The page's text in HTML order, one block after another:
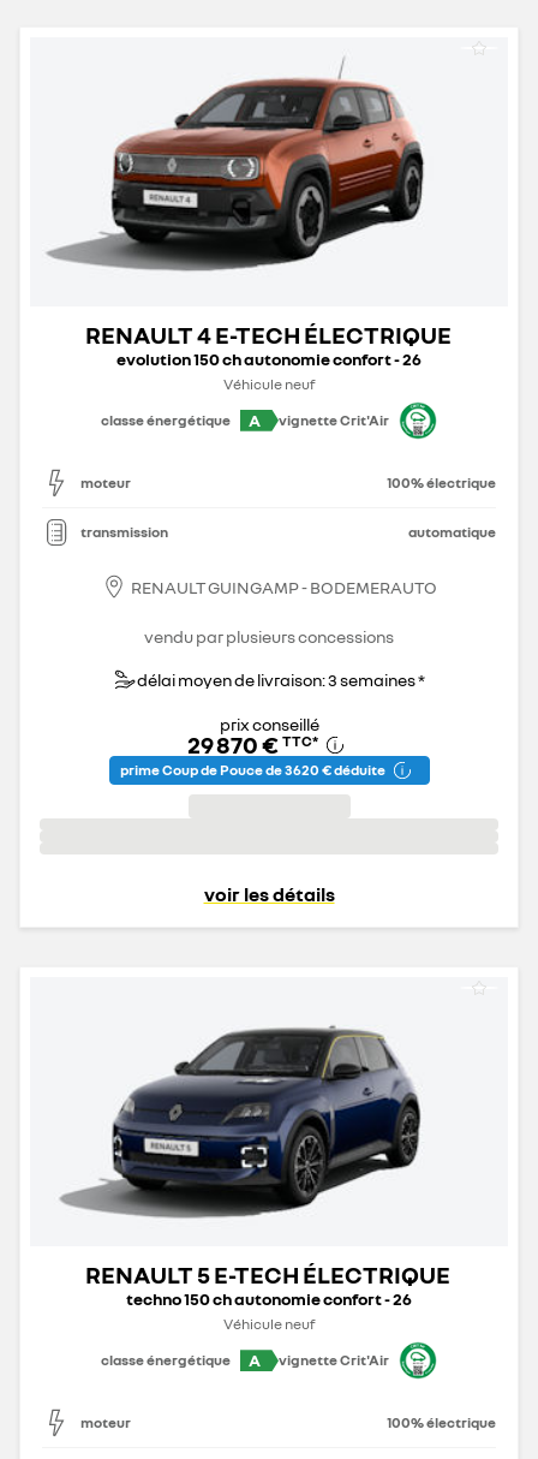
RENAULT 4 E-TECH ÉLECTRIQUE
evolution 150 ch autonomie confort - 26
Véhicule neuf
classe énergétique
A vignette Crit'Air
moteur 100% électrique
transmission automatique
RENAULT GUINGAMP - BODEMERAUTO
vendu par plusieurs concessions
délai moyen de livraison: 3 semaines *
prix conseillé
29 870 € TTC*
prime Coup de Pouce de 3 620 € déduite
voir les détails
RENAULT 5 E-TECH ÉLECTRIQUE
techno 150 ch autonomie confort - 26
Véhicule neuf
classe énergétique
A vignette Crit'Air
moteur 100% électrique